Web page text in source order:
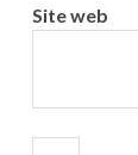
Site web